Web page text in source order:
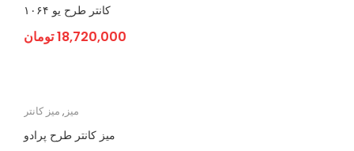
کانتر طرح یو ۱۰۶۴
18,720,000تومان
میز , میز کانتر
میز کانتر طرح پرادو